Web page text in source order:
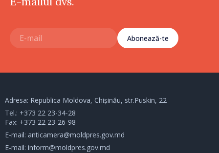
Abonează-te
Adresa: Republica Moldova, Chișinău, str.Puskin, 22
Tel.: +373 22 23-34-28
Fax: +373 22 23-26-98
E-mail: anticamera@moldpres.gov.md
E-mail: inform@moldpres.gov.md